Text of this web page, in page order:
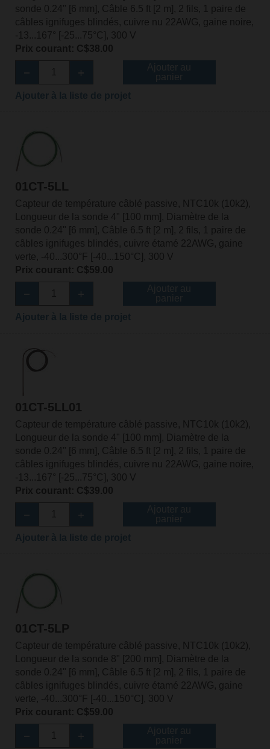
sonde 0.24" [6 mm], Câble 6.5 ft [2 m], 2 fils, 1 paire de
câbles ignifuges blindés, cuivre nu 22AWG, gaine noire,
-13...167° [-25...75°C], 300 V
Prix courant: C$38.00
01CT-5LL
Capteur de température câblé passive, NTC10k (10k2),
Longueur de la sonde 4" [100 mm], Diamètre de la
sonde 0.24" [6 mm], Câble 6.5 ft [2 m], 2 fils, 1 paire de
câbles ignifuges blindés, cuivre étamé 22AWG, gaine
verte, -40...300°F [-40...150°C], 300 V
Prix courant: C$59.00
01CT-5LL01
Capteur de température câblé passive, NTC10k (10k2),
Longueur de la sonde 4" [100 mm], Diamètre de la
sonde 0.24" [6 mm], Câble 6.5 ft [2 m], 2 fils, 1 paire de
câbles ignifuges blindés, cuivre nu 22AWG, gaine noire,
-13...167° [-25...75°C], 300 V
Prix courant: C$39.00
01CT-5LP
Capteur de température câblé passive, NTC10k (10k2),
Longueur de la sonde 8" [200 mm], Diamètre de la
sonde 0.24" [6 mm], Câble 6.5 ft [2 m], 2 fils, 1 paire de
câbles ignifuges blindés, cuivre étamé 22AWG, gaine
verte, -40...300°F [-40...150°C], 300 V
Prix courant: C$59.00